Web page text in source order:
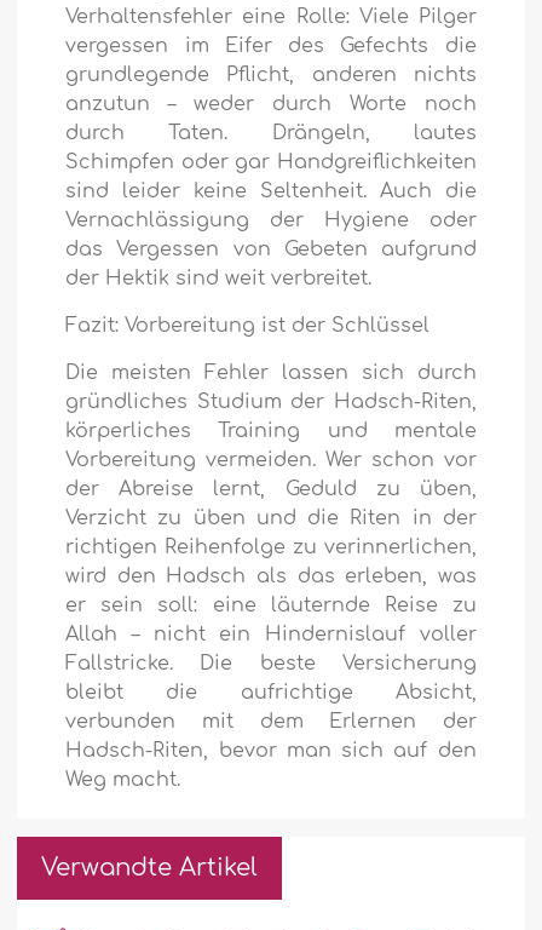
Verhaltensfehler eine Rolle: Viele Pilger
vergessen im Eifer des Gefechts die
grundlegende Pflicht, anderen nichts
anzutun – weder durch Worte noch
durch Taten. Drängeln, lautes
Schimpfen oder gar Handgreiflichkeiten
sind leider keine Seltenheit. Auch die
Vernachlässigung der Hygiene oder
das Vergessen von Gebeten aufgrund
der Hektik sind weit verbreitet.
Fazit: Vorbereitung ist der Schlüssel
Die meisten Fehler lassen sich durch
gründliches Studium der Hadsch-Riten,
körperliches Training und mentale
Vorbereitung vermeiden. Wer schon vor
der Abreise lernt, Geduld zu üben,
Verzicht zu üben und die Riten in der
richtigen Reihenfolge zu verinnerlichen,
wird den Hadsch als das erleben, was
er sein soll: eine läuternde Reise zu
Allah – nicht ein Hindernislauf voller
Fallstricke. Die beste Versicherung
bleibt die aufrichtige Absicht,
verbunden mit dem Erlernen der
Hadsch-Riten, bevor man sich auf den
Weg macht.
Verwandte Artikel